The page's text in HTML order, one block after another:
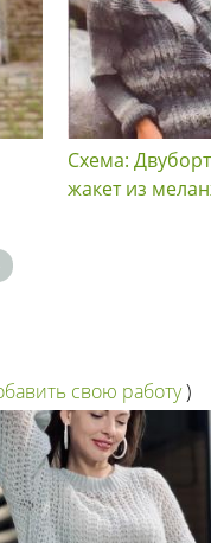
Схема:
жакет из
свою работу)